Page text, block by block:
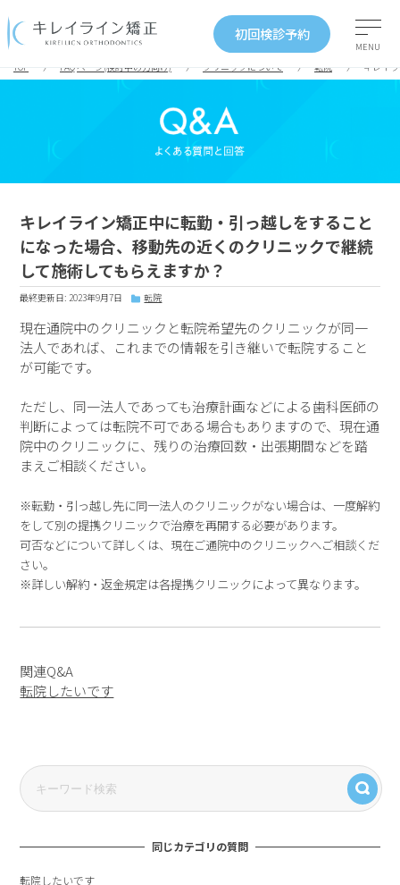
初回検診予約
MENU
TOP FAQ ページ(検討中の方向け) クリニックについて 転院 キレイ
キレイライン矯正中に転勤・引っ越しをすること
になった場合、移動先の近くのクリニックで継続
して施術してもらえますか？
最終更新日: 2023年9月7日 転院
現在通院中のクリニックと転院希望先のクリニックが同一
法人であれば、これまでの情報を引き継いで転院すること
が可能です。
ただし、同一法人であっても治療計画などによる歯科医師の
判断によっては転院不可である場合もありますので、現在通
院中のクリニックに、残りの治療回数・出張期間などを踏
まえご相談ください。
※転勤・引っ越し先に同一法人のクリニックがない場合は、一度解約
をして別の提携クリニックで治療を再開する必要があります。
可否などについて詳しくは、現在ご通院中のクリニックへご相談くだ
さい。
※詳しい解約・返金規定は各提携クリニックによって異なります。
関連Q&A
転院したいです
同じカテゴリの質問
転院したいです